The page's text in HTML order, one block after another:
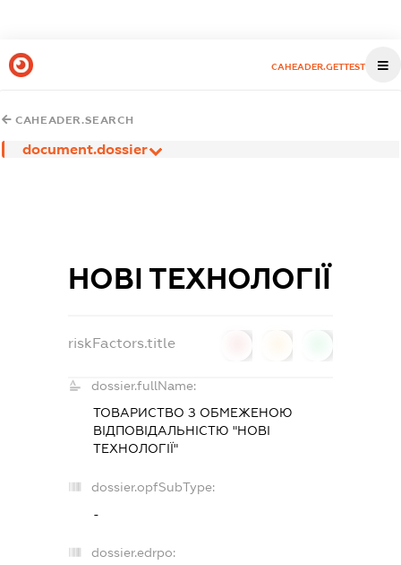
CAHEADER.GETTEST
CAHEADER.SEARCH
document.dossier
НОВІ ТЕХНОЛОГІЇ
riskFactors.title
dossier.fullName:
ТОВАРИСТВО З ОБМЕЖЕНОЮ
ВІДПОВІДАЛЬНІСТЮ "НОВІ
ТЕХНОЛОГІЇ"
dossier.opfSubType:
-
dossier.edrpo: